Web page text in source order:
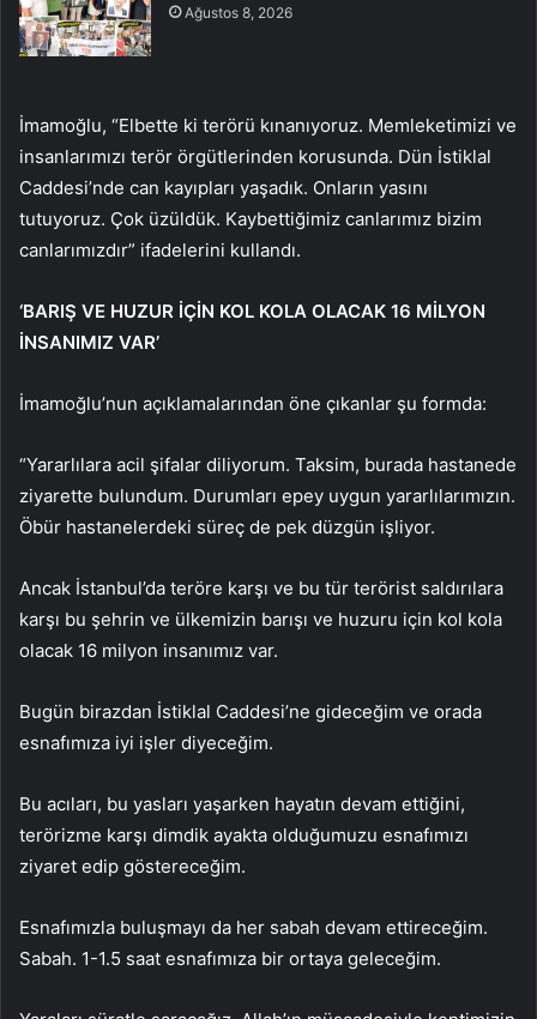
Ağustos 8, 2026
İmamoğlu, “Elbette ki terörü kınanıyoruz. Memleketimizi ve
insanlarımızı terör örgütlerinden korusunda. Dün İstiklal
Caddesi’nde can kayıpları yaşadık. Onların yasını
tutuyoruz. Çok üzüldük. Kaybettiğimiz canlarımız bizim
canlarımızdır” ifadelerini kullandı.
‘BARIŞ VE HUZUR İÇİN KOL KOLA OLACAK 16 MİLYON
İNSANIMIZ VAR’
İmamoğlu’nun açıklamalarından öne çıkanlar şu formda:
“Yararlılara acil şifalar diliyorum. Taksim, burada hastanede
ziyarette bulundum. Durumları epey uygun yararlılarımızın.
Öbür hastanelerdeki süreç de pek düzgün işliyor.
Ancak İstanbul’da teröre karşı ve bu tür terörist saldırılara
karşı bu şehrin ve ülkemizin barışı ve huzuru için kol kola
olacak 16 milyon insanımız var.
Bugün birazdan İstiklal Caddesi’ne gideceğim ve orada
esnafımıza iyi işler diyeceğim.
Bu acıları, bu yasları yaşarken hayatın devam ettiğini,
terörizme karşı dimdik ayakta olduğumuzu esnafımızı
ziyaret edip göstereceğim.
Esnafımızla buluşmayı da her sabah devam ettireceğim.
Sabah. 1-1.5 saat esnafımıza bir ortaya geleceğim.